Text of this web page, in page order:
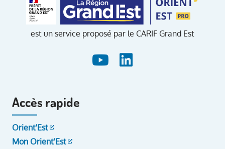
est un service proposé par le CARIF Grand Est
Accès rapide
Orient'Est
Mon Orient'Est